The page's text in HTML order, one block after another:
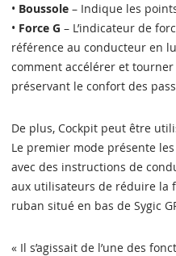
• Boussole – Indique les
• Force G – L’indicateur de
référence au conducteur en
comment accélérer et
préservant le confort des
De plus, Cockpit peut être
Le premier mode présente
avec des instructions de
aux utilisateurs de réduire la
ruban situé en bas de Sygic
« Il s’agissait de l’une des